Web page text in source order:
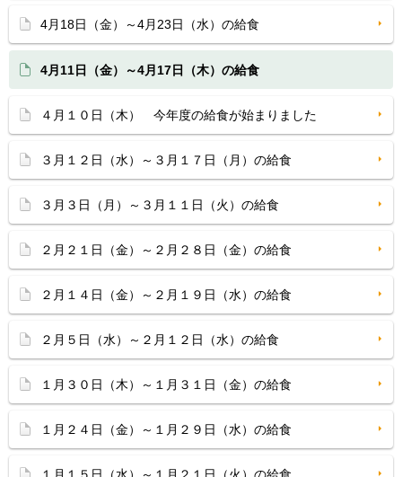
4月18日（金）～4月23日（水）の給食
4月11日（金）～4月17日（木）の給食
４月１０日（木） 今年度の給食が始まりました
３月１２日（水）～３月１７日（月）の給食
３月３日（月）～３月１１日（火）の給食
２月２１日（金）～２月２８日（金）の給食
２月１４日（金）～２月１９日（水）の給食
２月５日（水）～２月１２日（水）の給食
１月３０日（木）～１月３１日（金）の給食
１月２４日（金）～１月２９日（水）の給食